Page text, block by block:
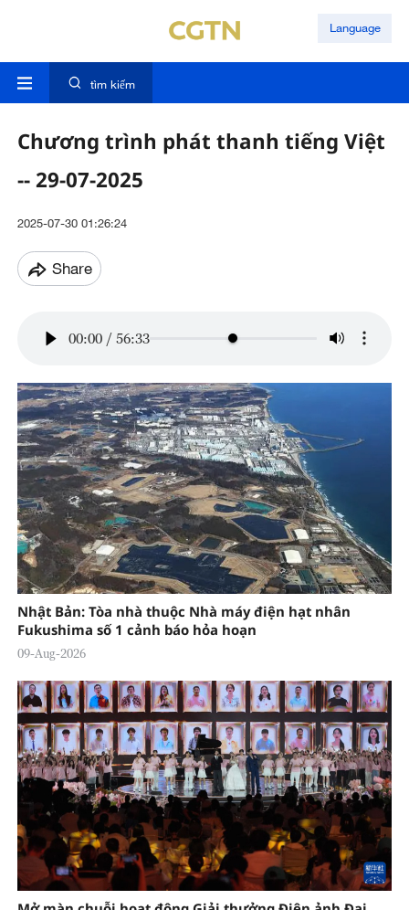
Language
tìm kiếm
Chương trình phát thanh tiếng Việt
-- 29-07-2025
2025-07-30 01:26:24
Share
00:00 / 56:33
Nhật Bản: Tòa nhà thuộc Nhà máy điện hạt nhân
Fukushima số 1 cảnh báo hỏa hoạn
09-Aug-2026